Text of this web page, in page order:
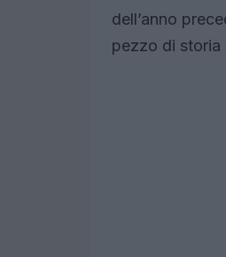
dell’anno
pezzo di storia